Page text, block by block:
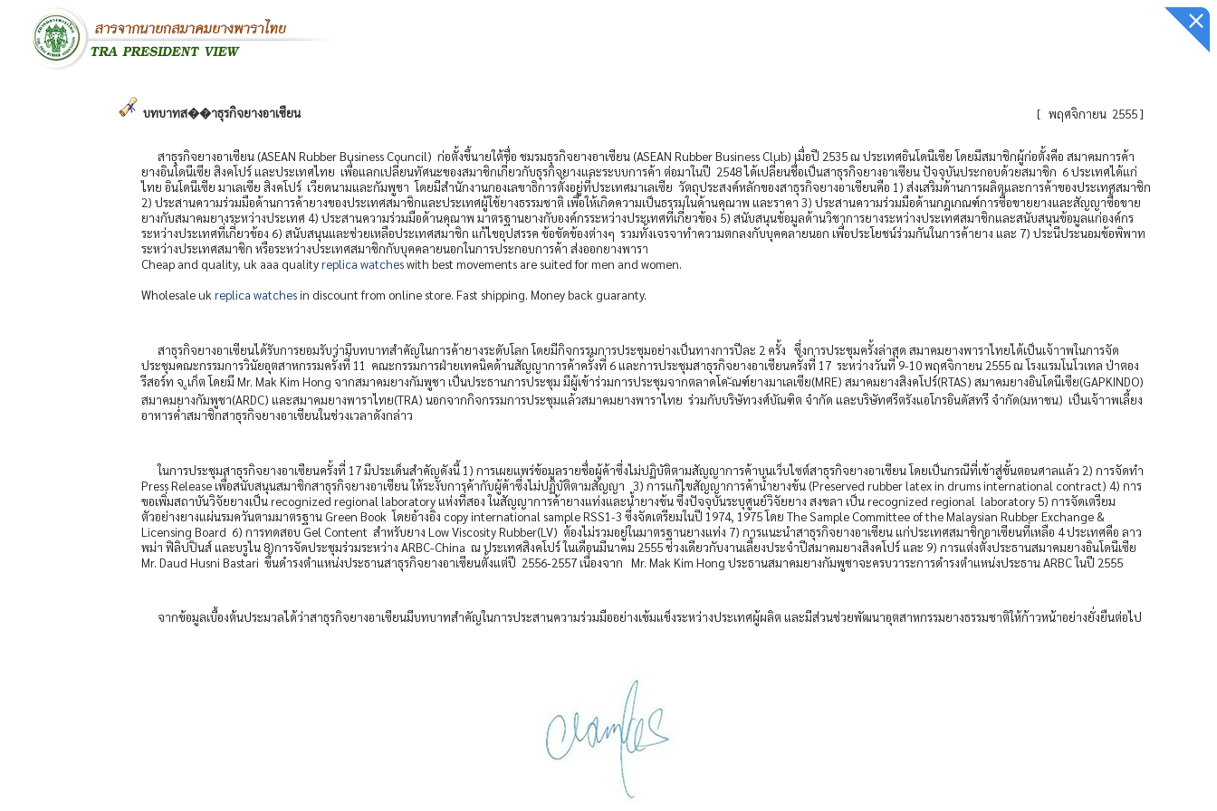
บทบาทส��าธุรกิจยางอาเซียน [ พฤศจิกายน 2555]
สาธุรกิจยางอาเซียน (ASEAN Rubber Business Council) ก่อตั้งขึ้นายใต้ชื่อ ชมรมธุรกิจยางอาเซียน (ASEAN Rubber Business Club) เมื่อปี 2535 ณ ประเทศอินโดนีเซีย โดยมีสมาชิกผู้ก่อตั้งคือ สมาคมการค้า
ยางอินโดนีเซีย สิงคโปร์ และประเทศไทย เพื่อแลกเปลี่ยนทัศนะของสมาชิกเกี่ยวกับธุรกิจยางและระบบการค้า ต่อมาในปี 2548 ได้เปลี่ยนชื่อเป็นสาธุรกิจยางอาเซียน ปัจจุบันประกอบด้วยสมาชิก 6 ประเทศได้แก่
ไทย อินโดนีเซีย มาเลเซีย สิงคโปร์ เวียดนามและกัมพูชา โดยมีสำนักงานกองเลขาธิการตั้งอยู่ที่ประเทศมาเลเซีย วัตถุประสงค์หลักของสาธุรกิจยางอาเซียนคือ 1) ส่งเสริมด้านการผลิตและการค้าของประเทศสมาชิก
2) ประสานความร่วมมือด้านการค้ายางของประเทศสมาชิกและประเทศผู้ใช้ยางธรรมชาติ เพื่อให้เกิดความเป็นธรรมในด้านคุณาพ และราคา 3) ประสานความร่วมมือด้านกฎเกณฑ์การซื้อขายยางและสัญญาซื้อขาย
ยางกับสมาคมยางระหว่างประเทศ 4) ประสานความร่วมมือด้านคุณาพ มาตรฐานยางกับองค์กรระหว่างประเทศที่เกี่ยวข้อง 5) สนับสนุนข้อมูลด้านวิชาการยางระหว่างประเทศสมาชิกและสนับสนุนข้อมูลแก่องค์กร
ระหว่างประเทศที่เกี่ยวข้อง 6) สนับสนุนและช่วยเหลือประเทศสมาชิก แก้ไขอุปสรรค ข้อขัดข้องต่างๆ รวมทั้งเจรจาทำความตกลงกับบุคคลายนอก เพื่อประโยชน์ร่วมกันในการค้ายาง และ 7) ประนีประนอมข้อพิพาท
ระหว่างประเทศสมาชิก หรือระหว่างประเทศสมาชิกกับบุคคลายนอกในการประกอบการค้า ส่งออกยางพารา
Cheap and quality, uk aaa qualityreplica watcheswith best movements are suited for men and women.
Wholesale uk replica watchesin discount from online store. Fast shipping. Money back guaranty.
สาธุรกิจยางอาเซียนได้รับการยอมรับว่ามีบทบาทสำคัญในการค้ายางระดับโลก โดยมีกิจกรรมการประชุมอย่างเป็นทางการปีละ 2 ครั้ง ซึ่งการประชุมครั้งล่าสุด สมาคมยางพาราไทยได้เป็นเจ้าาพในการจัด
ประชุมคณะกรรมการวินัยอุตสาหกรรมครั้งที่ 11 คณะกรรมการฝ่ายเทคนิคด้านสัญญาการค้าครั้งที่ 6 และการประชุมสาธุรกิจยางอาเซียนครั้งที่ 17 ระหว่างวันที่ 9-10 พฤศจิกายน 2555 ณ โรงแรมโนโวเทล ป่าตอง
รีสอร์ท จ.ูเก็ต โดยมี Mr. Mak Kim Hong จากสมาคมยางกัมพูชา เป็นประธานการประชุม มีผู้เข้าร่วมการประชุมจากตลาดโค-ัณฑ์ยางมาเลเซีย(MRE) สมาคมยางสิงคโปร์(RTAS) สมาคมยางอินโดนีเซีย(GAPKINDO)
สมาคมยางกัมพูชา(ARDC) และสมาคมยางพาราไทย(TRA) นอกจากกิจกรรมการประชุมแล้วสมาคมยางพาราไทย ร่วมกับบริษัทวงศ์บัณฑิต จำกัด และบริษัทศรีตรังแอโกรอินดัสทรี จำกัด(มหาชน) เป็นเจ้าาพเลี้ยง
อาหารค่ำสมาชิกสาธุรกิจยางอาเซียนในช่วงเวลาดังกล่าว
ในการประชุมสาธุรกิจยางอาเซียนครั้งที่ 17 มีประเด็นสำคัญดังนี้ 1) การเผยแพร่ข้อมูลรายชื่อผู้ค้าซึ่งไม่ปฏิบัติตามสัญญาการค้าบนเว็บไซต์สาธุรกิจยางอาเซียน โดยเป็นกรณีที่เข้าสู่ขั้นตอนศาลแล้ว 2) การจัดทำ
Press Release เพื่อสนับสนุนสมาชิกสาธุรกิจยางอาเซียน ให้ระงับการค้ากับผู้ค้าซึ่งไม่ปฏิบัติตามสัญญา 3) การแก้ไขสัญญาการค้าน้ำยางข้น (Preserved rubber latex in drums international contract) 4) การ
ขอเพิ่มสถาบันวิจัยยางเป็น recognized regional laboratory แห่งที่สอง ในสัญญาการค้ายางแท่งและน้ำยางข้น ซึ่งปัจจุบันระบุศูนย์วิจัยยาง สงขลา เป็น recognized regional laboratory 5) การจัดเตรียม
ตัวอย่างยางแผ่นรมควันตามมาตรฐาน Green Book โดยอ้างอิง copy international sample RSS1-3 ซึ่งจัดเตรียมในปี 1974, 1975 โดย The Sample Committee of the Malaysian Rubber Exchange &
Licensing Board 6) การทดสอบ Gel Content สำหรับยาง Low Viscosity Rubber(LV) ต้องไม่รวมอยู่ในมาตรฐานยางแท่ง 7) การแนะนำสาธุรกิจยางอาเซียน แก่ประเทศสมาชิกอาเซียนที่เหลือ 4 ประเทศคือ ลาว
พม่า ฟิลิปปินส์ และบรูไน 8)การจัดประชุมร่วมระหว่าง ARBC-China ณ ประเทศสิงคโปร์ ในเดือนมีนาคม 2555 ช่วงเดียวกับงานเลี้ยงประจำปีสมาคมยางสิงคโปร์ และ 9) การแต่งตั้งประธานสมาคมยางอินโดนีเซีย
Mr. Daud Husni Bastari ขึ้นดำรงตำแหน่งประธานสาธุรกิจยางอาเซียนตั้งแต่ปี 2556-2557 เนื่องจาก Mr. Mak Kim Hong ประธานสมาคมยางกัมพูชาจะครบวาระการดำรงตำแหน่งประธาน ARBC ในปี 2555
จากข้อมูลเบื้องต้นประมวลได้ว่าสาธุรกิจยางอาเซียนมีบทบาทสำคัญในการประสานความร่วมมืออย่างเข้มแข็งระหว่างประเทศผู้ผลิต และมีส่วนช่วยพัฒนาอุตสาหกรรมยางธรรมชาติให้ก้าวหน้าอย่างยั่งยืนต่อไป